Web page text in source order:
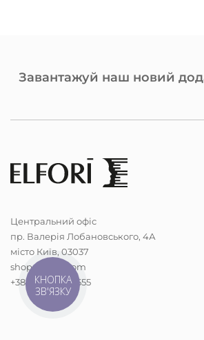
Завантажуй наш новий
Центральний офіс
пр. Валерія Лобановського, 4А
місто Київ, 03037
shop@elfori.com
+38 (068) 298-5555
КНОПКА
ЗВ'ЯЗКУ